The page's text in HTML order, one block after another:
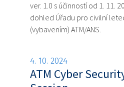
ver. 1.0 s účinností od 1. 11.
dohled Úřadu pro civilní
(vybavením) ATM/ANS.
4. 10. 2024
ATM Cyber